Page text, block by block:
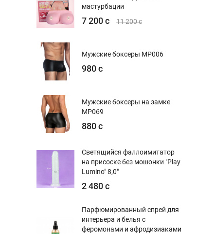
мастурбации
7 200 с 11 200 с
Мужские боксеры MP006
980 с
Мужские боксеры на замке
MP069
880 с
Светящийся фаллоимитатор
на присоске без мошонки "Play
Lumino" 8,0"
2 480 с
Парфюмированный спрей для
интерьера и белья с
феромонами и афродизиаками